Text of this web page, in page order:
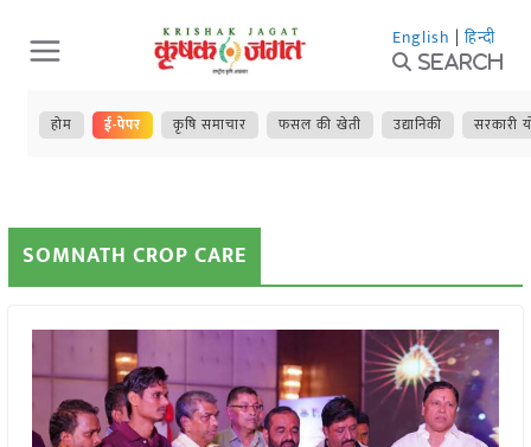
Skip
to
content
English | हिन्दी
Search
होम ई-पेपर कृषि समाचार फसल की खेती उद्यानिकी सरकारी
SOMNATH CROP CARE